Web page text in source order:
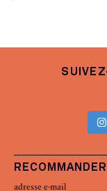
RECOMMANDER